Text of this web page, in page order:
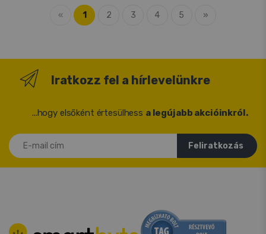
« 1 2 3 4 5 »
Iratkozz fel a hírlevelünkre
...hogy elsőként értesülhess a legújabb akcióinkról.
E-mail cím
Feliratkozás